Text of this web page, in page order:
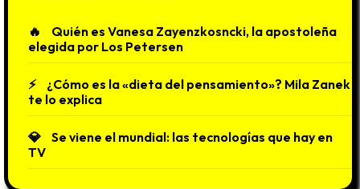
Quién es Vanesa Zayenzkosncki, la apostoleña
elegida por Los Petersen
¿Cómo es la «dieta del pensamiento»? Mila Zanek
te lo explica
Se viene el mundial: las tecnologías que hay en
TV